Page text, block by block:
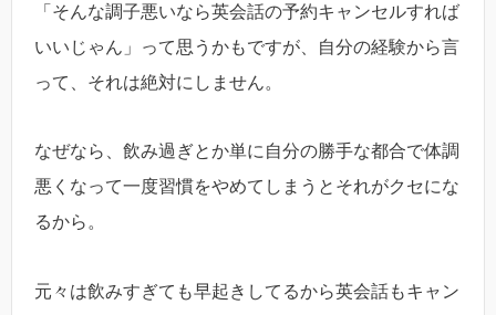
「そんな調子悪いなら英会話の予約キャンセルすれば
いいじゃん」って思うかもですが、自分の経験から言
って、それは絶対にしません。
なぜなら、飲み過ぎとか単に自分の勝手な都合で体調
悪くなって一度習慣をやめてしまうとそれがクセにな
るから。
元々は飲みすぎても早起きしてるから英会話もキャン